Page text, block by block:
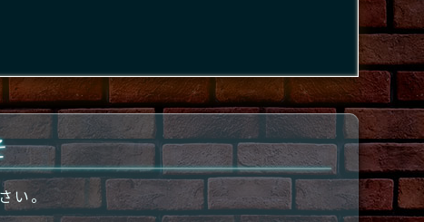
い。